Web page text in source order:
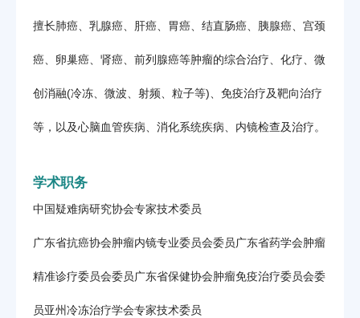
擅长肺癌、乳腺癌、肝癌、胃癌、结直肠癌、胰腺癌、宫颈
癌、卵巢癌、肾癌、前列腺癌等肿瘤的综合治疗、化疗、微
创消融(冷冻、微波、射频、粒子等)、免疫治疗及靶向治疗
等，以及心脑血管疾病、消化系统疾病、内镜检查及治疗。
学术职务
中国疑难病研究协会专家技术委员
广东省抗癌协会肿瘤内镜专业委员会委员广东省药学会肿瘤
精准诊疗委员会委员广东省保健协会肿瘤免疫治疗委员会委
员亚州冷冻治疗学会专家技术委员